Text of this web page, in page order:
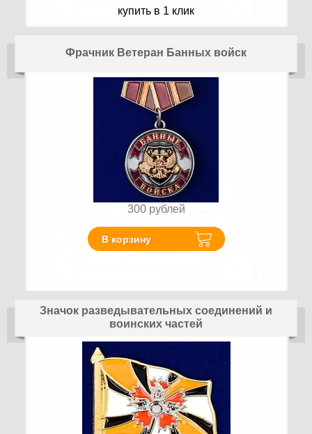
купить в 1 клик
Фрачник Ветеран Банных войск
300 рублей
В корзину
Значок разведывательных соединений и
воинских частей